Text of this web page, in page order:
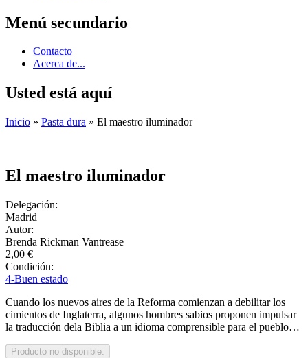
Menú secundario
Contacto
Acerca de...
Usted está aquí
Inicio » Pasta dura » El maestro iluminador
El maestro iluminador
Delegación:
Madrid
Autor:
Brenda Rickman Vantrease
2,00 €
Condición:
4-Buen estado
Cuando los nuevos aires de la Reforma comienzan a debilitar los
cimientos de Inglaterra, algunos hombres sabios proponen impulsar
la traducción dela Biblia a un idioma comprensible para el pueblo…